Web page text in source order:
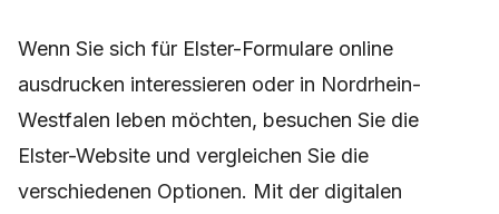
Wenn Sie sich für Elster-Formulare online
ausdrucken interessieren oder in Nordrhein-
Westfalen leben möchten, besuchen Sie die
Elster-Website und vergleichen Sie die
verschiedenen Optionen. Mit der digitalen